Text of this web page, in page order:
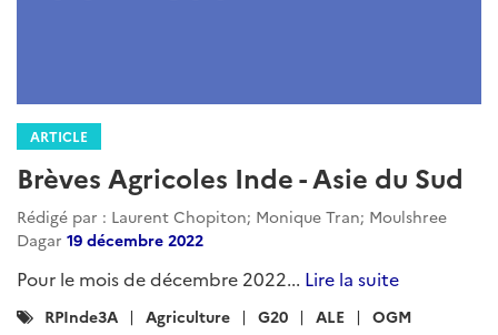
ARTICLE
Revue de Presse Agricole- INDE-
Novembre 2024
Rédigé par : DG Trésor10 décembre 2024
Novembre 2024...Lire la suite